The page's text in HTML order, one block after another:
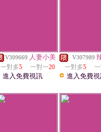
V309669 人妻小美
一對多5 一對一20
進入免費視訊
V307989
一對多5
進入免費